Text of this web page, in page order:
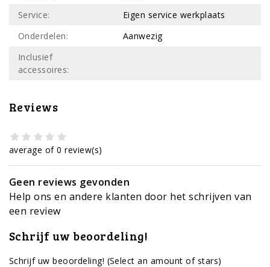
Service:
Eigen service werkplaats
Onderdelen:
Aanwezig
Inclusief
accessoires:
Reviews
average of 0 review(s)
Geen reviews gevonden
Help ons en andere klanten door het schrijven van
een review
Schrijf uw beoordeling!
Schrijf uw beoordeling! (Select an amount of stars)